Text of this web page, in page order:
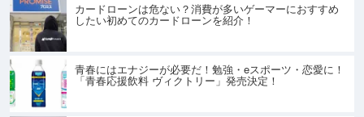
カードローンは危ない？消費が多いゲーマーにおすすめ
したい初めてのカードローンを紹介！
青春にはエナジーが必要だ！勉強・eスポーツ・恋愛に！
「青春応援飲料 ヴィクトリー」発売決定！